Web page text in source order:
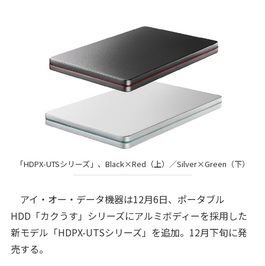
「HDPX-UTSシリーズ」、Black×Red（上）／Silver×Green（下）
アイ・オー・データ機器は12月6日、ポータブル
HDD「カクうす」シリーズにアルミボディーを採用した
新モデル「HDPX-UTSシリーズ」を追加。12月下旬に発
売する。